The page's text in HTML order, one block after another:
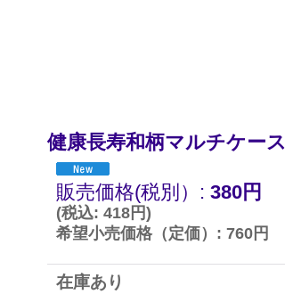
健康長寿和柄マルチケース
販売価格(税別） : 380円
(税込: 418円)
希望小売価格（定価） : 760円
在庫あり